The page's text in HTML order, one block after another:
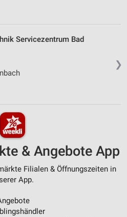
❯
Servicezentrum Bad
& Angebote App
Filialen & Öffnungszeiten in
App.